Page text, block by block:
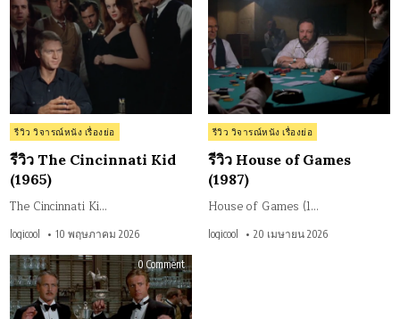
The
Cincinnati
Kid
(1965)
Posted
in
รีวิว วิจารณ์หนัง เรื่องย่อ
รีวิว The Cincinnati Kid
(1965)
The Cincinnati Ki…
logicool 10 พฤษภาคม 2026
of
Posted
in
รีวิว วิจารณ์หนัง เรื่องย่อ
รีวิว House of Games
(1987)
House of Games (1…
logicool 20 เมษายน 2026
0 Commenton
รีวิว
The
Sting
(1973)